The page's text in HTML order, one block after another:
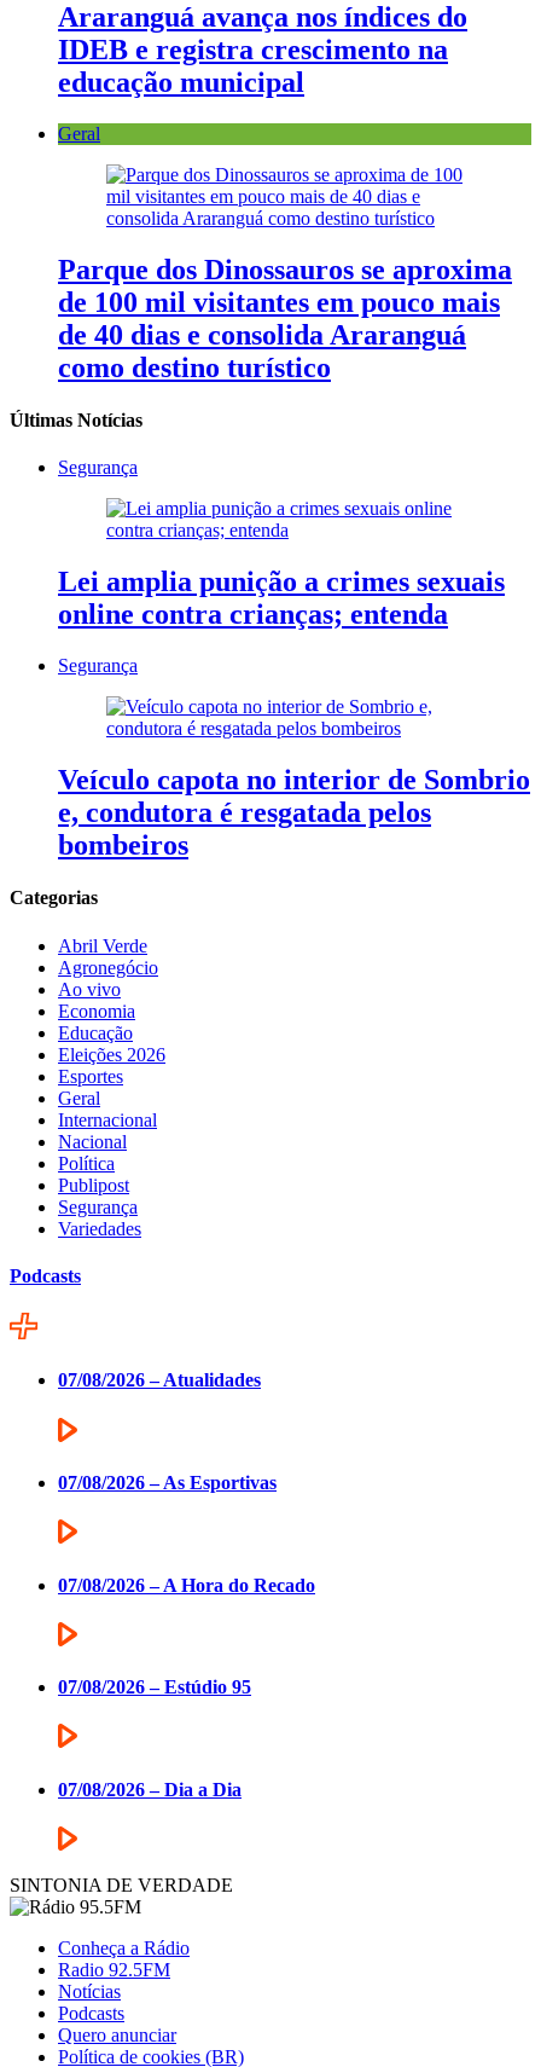
Araranguá avança nos índices do
IDEB e registra crescimento na
educação municipal
Geral
Parque dos Dinossauros se aproxima
de 100 mil visitantes em pouco mais
de 40 dias e consolida Araranguá
como destino turístico
Últimas Notícias
Segurança
Lei amplia punição a crimes sexuais
online contra crianças; entenda
Segurança
Veículo capota no interior de Sombrio
e, condutora é resgatada pelos
bombeiros
Categorias
Abril Verde
Agronegócio
Ao vivo
Economia
Educação
Eleições 2026
Esportes
Geral
Internacional
Nacional
Política
Publipost
Segurança
Variedades
Podcasts
07/08/2026 – Atualidades
07/08/2026 – As Esportivas
07/08/2026 – A Hora do Recado
07/08/2026 – Estúdio 95
07/08/2026 – Dia a Dia
SINTONIA DE VERDADE
Conheça a Rádio
Radio 92.5FM
Notícias
Podcasts
Quero anunciar
Política de cookies (BR)